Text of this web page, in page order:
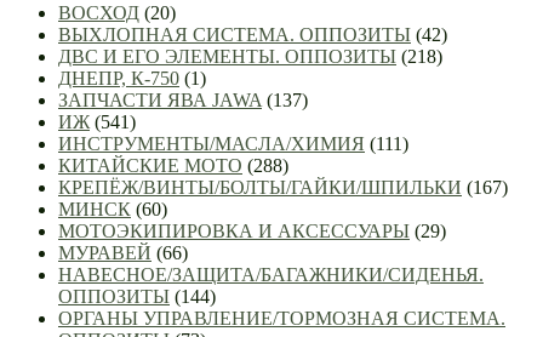
ВОСХОД (20)
ВЫХЛОПНАЯ СИСТЕМА. ОППОЗИТЫ (42)
ДВС И ЕГО ЭЛЕМЕНТЫ. ОППОЗИТЫ (218)
ДНЕПР, К-750 (1)
ЗАПЧАСТИ ЯВА JAWA (137)
ИЖ (541)
ИНСТРУМЕНТЫ/МАСЛА/ХИМИЯ (111)
КИТАЙСКИЕ МОТО (288)
КРЕПЁЖ/ВИНТЫ/БОЛТЫ/ГАЙКИ/ШПИЛЬКИ (167)
МИНСК (60)
МОТОЭКИПИРОВКА И АКСЕССУАРЫ (29)
МУРАВЕЙ (66)
НАВЕСНОЕ/ЗАЩИТА/БАГАЖНИКИ/СИДЕНЬЯ.
ОППОЗИТЫ (144)
ОРГАНЫ УПРАВЛЕНИЕ/ТОРМОЗНАЯ СИСТЕМА.